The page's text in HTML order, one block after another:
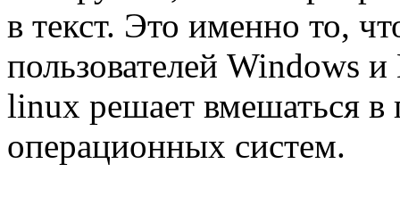
в текст. Это именно то,
пользователей Windows и
linux решает вмешаться
операционных систем.